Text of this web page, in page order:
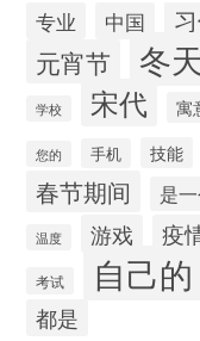
专业 中国
元宵节 冬天
学校 宋代 寓
您的 手机 技能
春节期间 是
温度 游戏 疫
考试 自己的
都是